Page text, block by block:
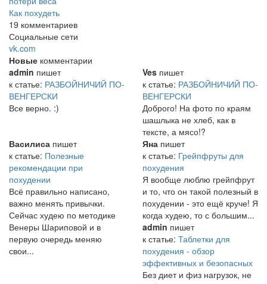
Как похудеть
19 комментариев
Социальные сети
vk.com
Новые комментарии
admin пишет
к статье: РАЗБОЙНИЧИЙ ПО-
ВЕНГЕРСКИ
Все верно. :)
Ves пишет
к статье: РАЗБОЙНИЧИЙ ПО-
ВЕНГЕРСКИ
Доброго! На фото по краям
шашлыка не хлеб, как в
тексте, а мясо!?
Василиса пишет
к статье: Полезные
рекомендации при
похудении
Всё правильно написано,
важно менять привычки.
Сейчас худею по методике
Венеры Шариповой и в
первую очередь меняю
свои...
Яна пишет
к статье: Грейпфруты для
похудения
Я вообще люблю грейпфрут
и то, что он такой полезный в
похудении - это ещё круче! Я
когда худею, то с большим...
admin пишет
к статье: Таблетки для
похудения - обзор
эффективных и безопасных
Без диет и физ нагрузок, не